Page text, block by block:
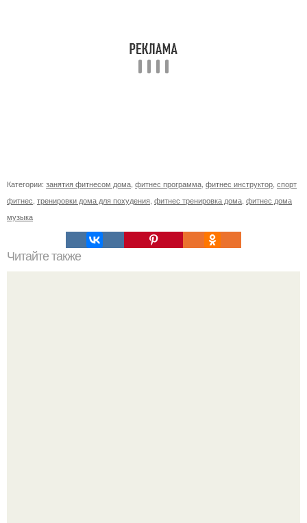
Категории: занятия фитнесом дома фитнес программа фитнес инструктор спорт
фитнес тренировки дома для похудения фитнес тренировка дома фитнес дома
музыка
Читайте также